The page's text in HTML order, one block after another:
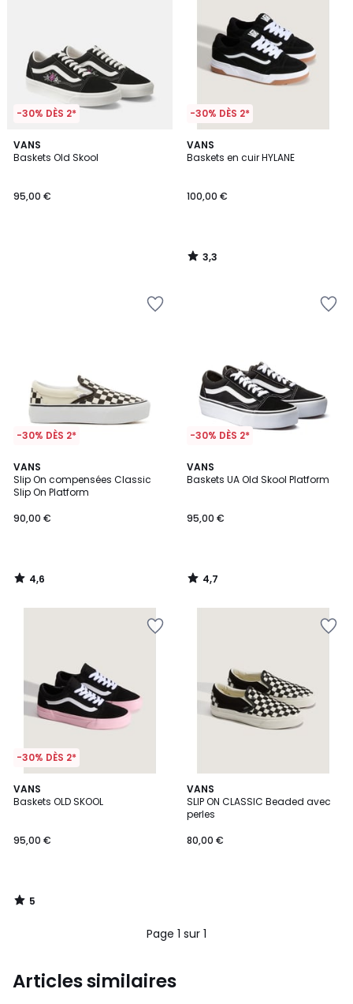
-30% DÈS 2*
VANS
Baskets Old Skool
95,00 €
-30% DÈS 2*
VANS
Baskets en cuir HYLANE
100,00 €
3,3
/ 5
3,3
/
-30% DÈS 2*
VANS
Slip On compensées Classic
Slip On Platform
90,00 €
4,6
/ 5
4,6
/
-30% DÈS 2*
VANS
Baskets UA Old Skool Platform
95,00 €
4,7
/ 5
4,7
/
-30% DÈS 2*
VANS
Baskets OLD SKOOL
95,00 €
5
/
5
/
VANS
SLIP ON CLASSIC Beaded avec
perles
80,00 €
Page 1 sur 1
Articles similaires